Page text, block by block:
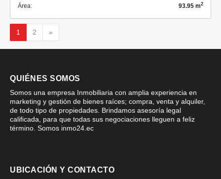
Área:
93.95 m2
1 2 »
QUIÉNES SOMOS
Somos una empresa Inmobiliaria con amplia experiencia en
marketing y gestión de bienes raíces; compra, venta y alquiler,
de todo tipo de propiedades. Brindamos asesoría legal
calificada, para que todas sus negociaciones lleguen a feliz
término. Somos inmo24.ec
UBICACIÓN Y CONTACTO